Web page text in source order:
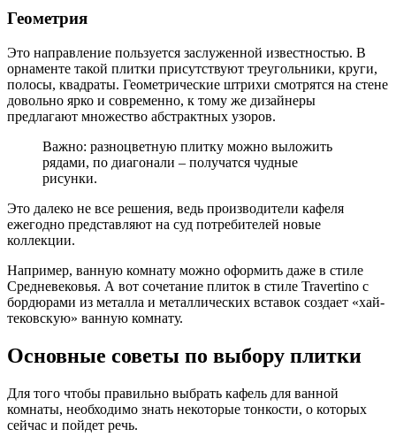
Геометрия
Это направление пользуется заслуженной известностью. В
орнаменте такой плитки присутствуют треугольники, круги,
полосы, квадраты. Геометрические штрихи смотрятся на стене
довольно ярко и современно, к тому же дизайнеры
предлагают множество абстрактных узоров.
Важно: разноцветную плитку можно выложить
рядами, по диагонали – получатся чудные
рисунки.
Это далеко не все решения, ведь производители кафеля
ежегодно представляют на суд потребителей новые
коллекции.
Например, ванную комнату можно оформить даже в стиле
Средневековья. А вот сочетание плиток в стиле Travertino с
бордюрами из металла и металлических вставок создает «хай-
тековскую» ванную комнату.
Основные советы по выбору плитки
Для того чтобы правильно выбрать кафель для ванной
комнаты, необходимо знать некоторые тонкости, о которых
сейчас и пойдет речь.